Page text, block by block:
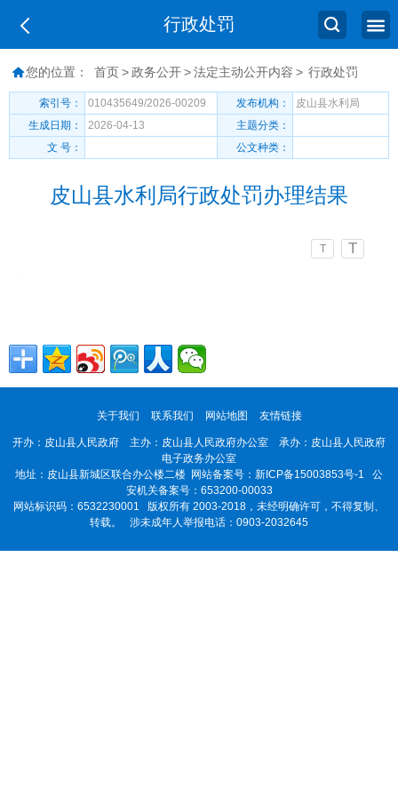
行政处罚
您的位置： 首页 > 政务公开 > 法定主动公开内容 > 行政处罚
索引号： 010435649/2026-00209 发布机构：
皮山县水利局
生成日期：
2026-04-13
主题分类：
文 号：
公文种类：
皮山县水利局行政处罚办理结果
T T
序号 执法单位
关于我们 联系我们 网站地图 友情链接
开办：皮山县人民政府 主办：皮山县人民政府办公室 承办：皮山县人民政府
电子政务办公室
地址：皮山县新城区联合办公楼二楼 网站备案号： 新ICP备15003853号-1
公
安机关备案号：653200-00033
网站标识码：6532230001 版权所有 2003-2018，未经明确许可，不得复制、
转载。 涉未成年人举报电话：0903-2032645